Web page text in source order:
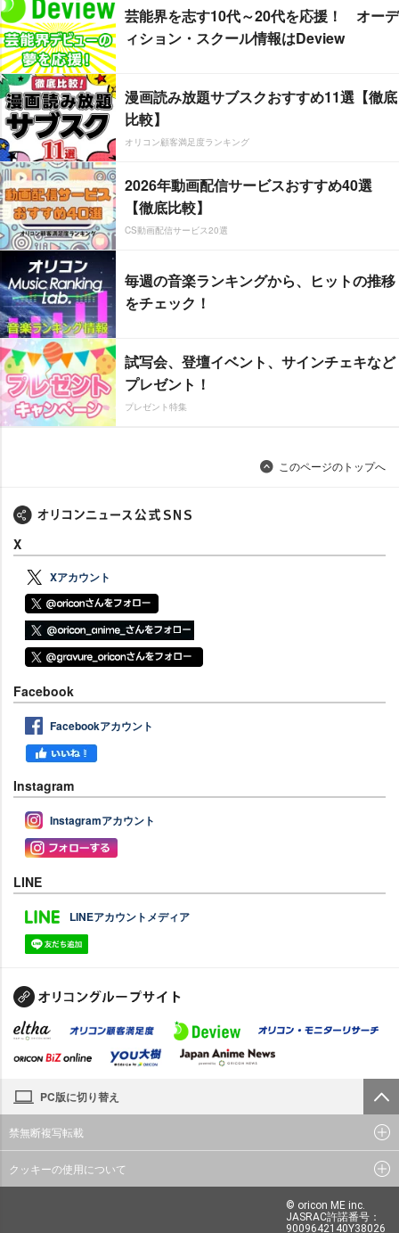
芸能界を志す10代～20代を応援！ オーデ
ィション・スクール情報はDeview
漫画読み放題サブスクおすすめ11選【徹底
比較】
オリコン顧客満足度ランキング
2026年動画配信サービスおすすめ40選
【徹底比較】
CS動画配信サービス20選
毎週の音楽ランキングから、ヒットの推移
をチェック！
試写会、登壇イベント、サインチェキなど
プレゼント！
プレゼント特集
このページのトップへ
X
Xアカウント
Facebook
Facebookアカウント
Instagram
Instagramアカウント
LINE
LINEアカウントメディア
PC版に切り替え
禁無断複写転載
クッキーの使用について
© oricon ME inc.
JASRAC許諾番号：
9009642140Y38026